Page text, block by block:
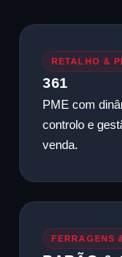
RETALHO &
361
PME com
controlo e
venda.
FERRAGENS